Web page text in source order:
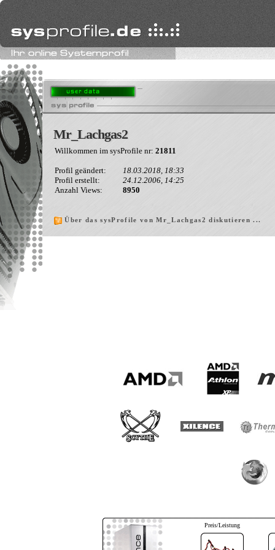
Mr_Lachgas2
Mr_Lachgas2
Willkommen im sysProfile nr: 21811
Profil geändert:
18.03.2018, 18:33
Profil erstellt:
24.12.2006, 14:25
Anzahl Views:
8950
Über das sysProfile von Mr_Lachgas2 diskutieren ...
Preis/Leistung